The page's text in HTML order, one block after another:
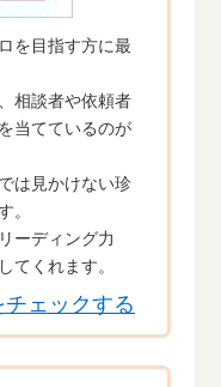
を目指す方に最
相談者や依頼者
当てているのが
は見かけない珍
。
ーディング力
てくれます。
ェックする